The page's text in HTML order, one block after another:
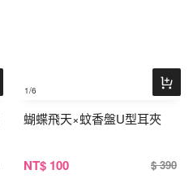
1/6
蝴蝶飛天×蚊香盤U型耳夾
NT$ 100 $ 390